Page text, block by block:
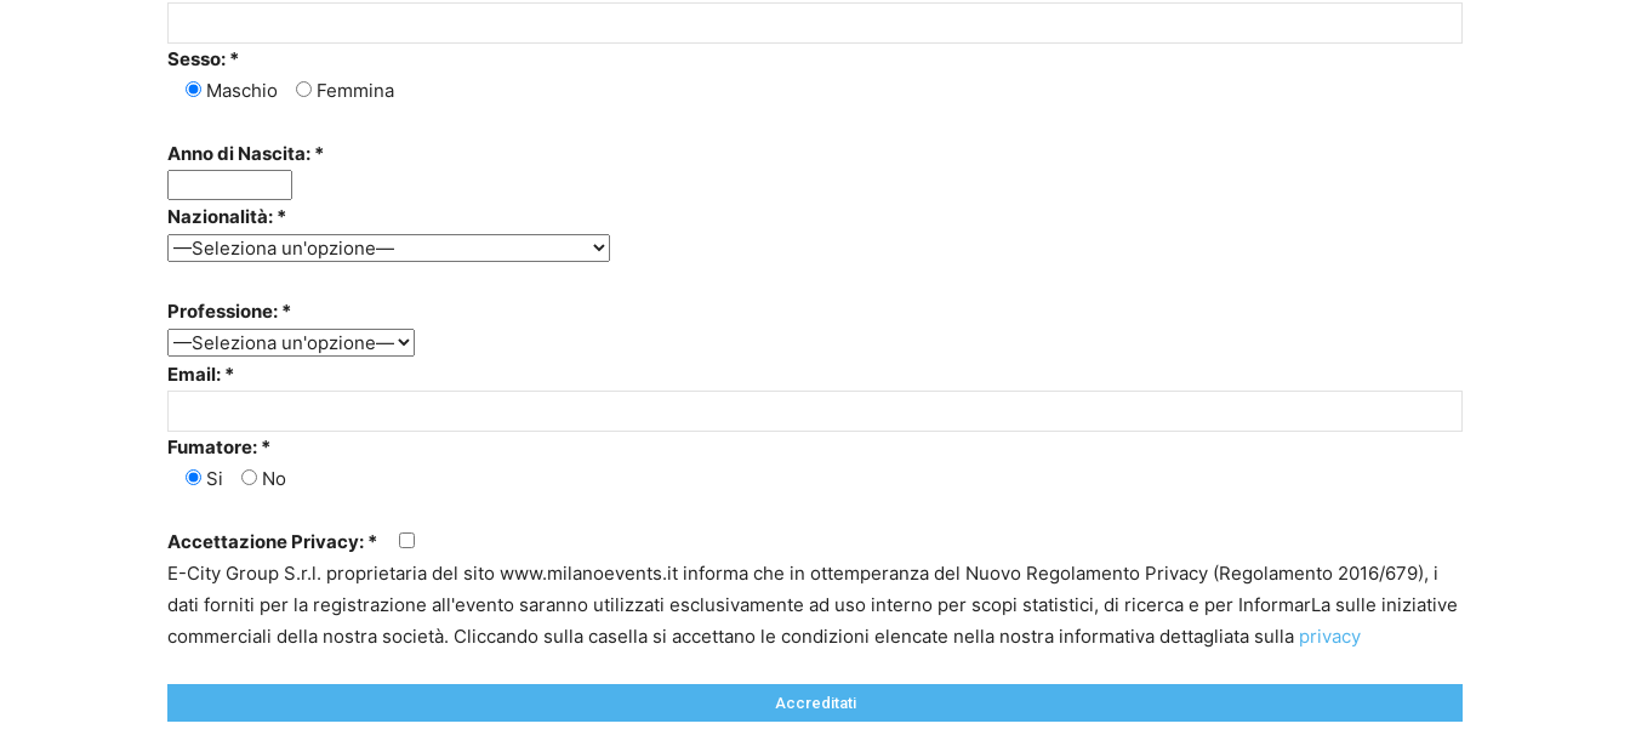
Sesso: *
Maschio
Femmina
Anno di Nascita: *
Nazionalità: *
Professione: *
Email: *
Fumatore: *
Si
No
Accettazione Privacy: *
E-City Group S.r.l. proprietaria del sito www.milanoevents.it informa che in ottemperanza del Nuovo Regolamento Privacy (Regolamento 2016/679), i
dati forniti per la registrazione all'evento saranno utilizzati esclusivamente ad uso interno per scopi statistici, di ricerca e per InformarLa sulle iniziative
commerciali della nostra società. Cliccando sulla casella si accettano le condizioni elencate nella nostra informativa dettagliata sulla privacy